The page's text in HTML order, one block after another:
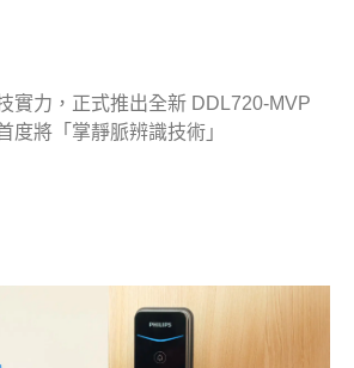
實力，正式推出全新 DDL720-MVP
度將「掌靜脈辨識技術」